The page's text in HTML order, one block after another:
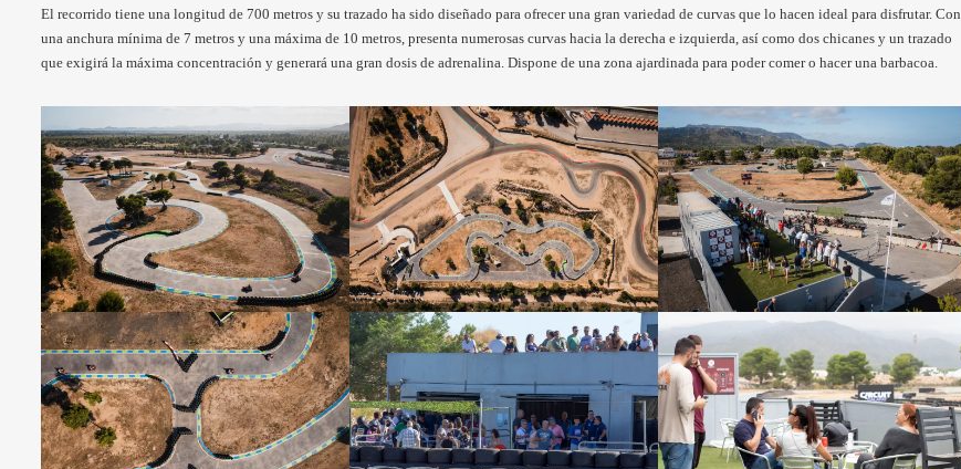
El recorrido tiene una longitud de 700 metros y su trazado ha sido diseñado para ofrecer una gran variedad de curvas que lo hacen ideal para disfrutar. Con
una anchura mínima de 7 metros y una máxima de 10 metros, presenta numerosas curvas hacia la derecha e izquierda, así como dos chicanes y un trazado
que exigirá la máxima concentración y generará una gran dosis de adrenalina. Dispone de una zona ajardinada para poder comer o hacer una barbacoa.